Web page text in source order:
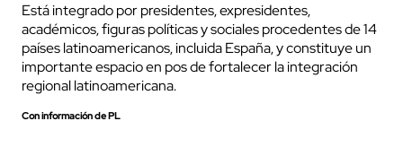
Está integrado por presidentes, expresidentes,
académicos, figuras políticas y sociales procedentes de 14
países latinoamericanos, incluida España, y constituye un
importante espacio en pos de fortalecer la integración
regional latinoamericana.
Con información de PL